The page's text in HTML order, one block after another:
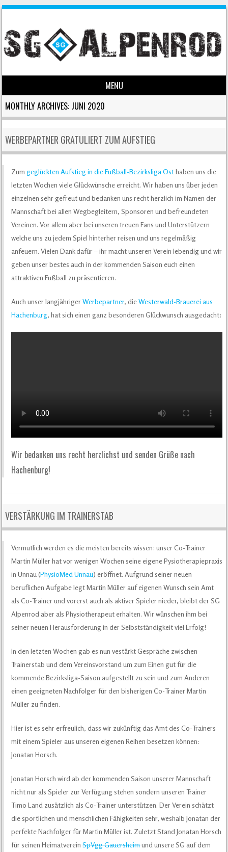
MENU
Skip to content
MONTHLY ARCHIVES: JUNI 2020
WERBEPARTNER GRATULIERT ZUM AUFSTIEG
Zumgeglückten Aufstieg in die Fußball-Bezirksliga Osthaben uns die
letzten Wochen viele Glückwünsche erreicht. Wir haben uns über jeden
einzelnen sehr gefreut und bedanken uns recht herzlich im Namen der
Mannschaft bei allen Wegbegleitern, Sponsoren und befreundeten
Vereinen. Vor allem aber bei unseren treuen Fans und Unterstützern
welche uns zu jedem Spiel hinterher reisen und uns regelmäßig
anfeuern. Vielen Dank dafür – ihr macht unseren Verein lebendig und wir
geben unser bestes auch in der kommenden Saison euch einen
attraktiven Fußball zu präsentieren.
Auch unser langjährigerWerbepartner, dieWesterwald-Brauerei aus
Hachenburg, hat sich einen ganz besonderen Glückwunsch ausgedacht:
Wir bedanken uns recht herzlichst und senden Grüße nach
Hachenburg!
VERSTÄRKUNG IM TRAINERSTAB
Vermutlich werden es die meisten bereits wissen: unser Co-Trainer
Martin Müller hat vor wenigen Wochen seine eigene Pysiotherapiepraxis
in Unnau (PhysioMed Unnau) eröffnet. Aufgrund seiner neuen
beruflichen Aufgabe legt Martin Müller auf eigenen Wunsch sein Amt
als Co-Trainer und vorerst auch als aktiver Spieler nieder, bleibt der SG
Alpenrod aber als Physiotherapeut erhalten. Wir wünschen ihm bei
seiner neuen Herausforderung in der Selbstständigkeit viel Erfolg!
In den letzten Wochen gab es nun vestärkt Gespräche zwischen
Trainerstab und dem Vereinsvorstand um zum Einen gut für die
kommende Bezirksliga-Saison aufgestellt zu sein und zum Anderen
einen geeigneten Nachfolger für den bisherigen Co-Trainer Martin
Müller zu finden.
Hier ist es sehr erfreulich, dass wir zukünftig das Amt des Co-Trainers
mit einem Spieler aus unseren eigenen Reihen besetzen können:
Jonatan Horsch.
Jonatan Horsch wird ab der kommenden Saison unserer Mannschaft
nicht nur als Spieler zur Verfügung stehen sondern unseren Trainer
Timo Land zusätzlich als Co-Trainer unterstützen. Der Verein schätzt
die sportlichen und menschlichen Fähigkeiten sehr, weshalb Jonatan der
perfekte Nachfolger für Martin Müller ist. Zuletzt Stand Jonatan Horsch
für seinen HeimatvereinSpVgg Gauersheimund unsere SG auf dem